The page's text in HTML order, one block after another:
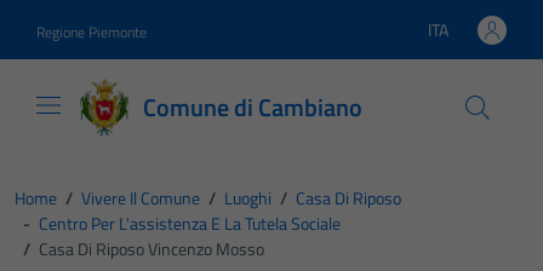
Regione Piemonte Lingua attiva:
ITA
Comune di Cambiano
Home / Vivere Il Comune / Luoghi / Casa Di Riposo
- Centro Per L'assistenza E La Tutela Sociale
/ Casa Di Riposo Vincenzo Mosso